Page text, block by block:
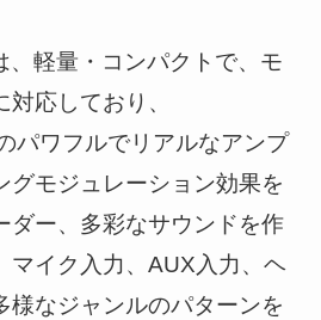
、軽量・コンパクトで、モ
応しており、
パワフルでリアルなアンプ
グモジュレーション効果を
ダー、多彩なサウンドを作
マイク入力、AUX入力、ヘ
様なジャンルのパターンを